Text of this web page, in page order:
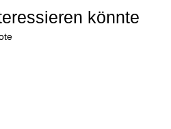
könnte